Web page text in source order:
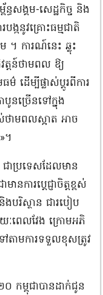
ធសង្គម-សេដ្ឋកិច្ច និង
កនូវគ្រោះធម្មជាតិ
។ ការណ៍នេះ ឆ្លុះ
ត្តន៍ថាមពល ឱ្យ
ើម្បីផ្លាស់ប្តូរពីការ
នច្រើនទៅក្នុង
ថាមពលស្អាត អាច
។
ជាប្រទេសដែលមាន
នការប្តេជ្ញាចិត្តខ្ពស់
រិស្ថាន ជារបៀប
ពេលវែង ក្រោមអភិ
ទៅតាមការទទួលខុសត្រូវ
កម្ពុជាបានដាក់ជូន